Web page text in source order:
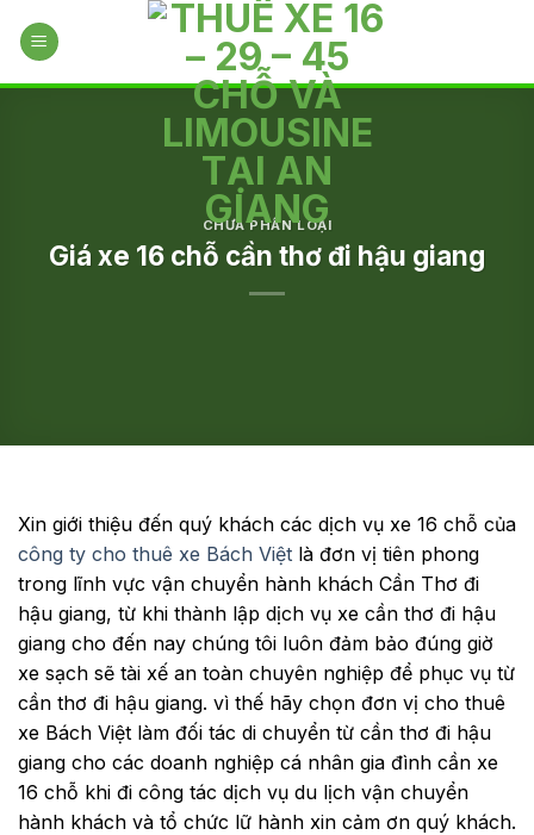
CHƯA PHÂN LOẠI
Giá xe 16 chỗ cần thơ đi hậu giang
Xin giới thiệu đến quý khách các dịch vụ xe 16 chỗ của
công ty cho thuê xe Bách Việt là đơn vị tiên phong
trong lĩnh vực vận chuyển hành khách Cần Thơ đi
hậu giang, từ khi thành lập dịch vụ xe cần thơ đi hậu
giang cho đến nay chúng tôi luôn đảm bảo đúng giờ
xe sạch sẽ tài xế an toàn chuyên nghiệp để phục vụ từ
cần thơ đi hậu giang. vì thế hãy chọn đơn vị cho thuê
xe Bách Việt làm đối tác di chuyển từ cần thơ đi hậu
giang cho các doanh nghiệp cá nhân gia đình cần xe
16 chỗ khi đi công tác dịch vụ du lịch vận chuyển
hành khách và tổ chức lữ hành xin cảm ơn quý khách.